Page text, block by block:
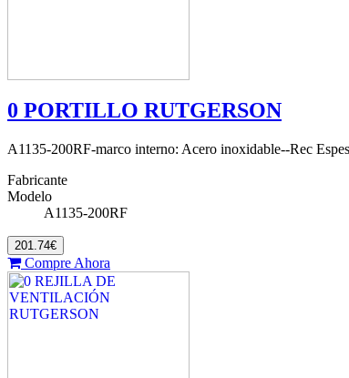
0 PORTILLO RUTGERSON
A1135-200RF-marco interno: Acero inoxidable--Rec
Fabricante
Modelo
A1135-200RF
201.74€
Compre Ahora